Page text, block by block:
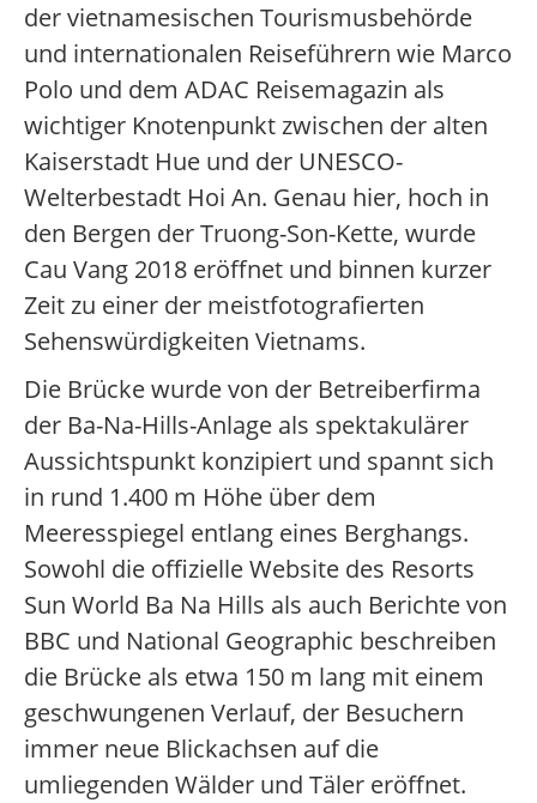
der vietnamesischen Tourismusbehörde
und internationalen Reiseführern wie Marco
Polo und dem ADAC Reisemagazin als
wichtiger Knotenpunkt zwischen der alten
Kaiserstadt Hue und der UNESCO-
Welterbestadt Hoi An. Genau hier, hoch in
den Bergen der Truong-Son-Kette, wurde
Cau Vang 2018 eröffnet und binnen kurzer
Zeit zu einer der meistfotografierten
Sehenswürdigkeiten Vietnams.
Die Brücke wurde von der Betreiberfirma
der Ba-Na-Hills-Anlage als spektakulärer
Aussichtspunkt konzipiert und spannt sich
in rund 1.400 m Höhe über dem
Meeresspiegel entlang eines Berghangs.
Sowohl die offizielle Website des Resorts
Sun World Ba Na Hills als auch Berichte von
BBC und National Geographic beschreiben
die Brücke als etwa 150 m lang mit einem
geschwungenen Verlauf, der Besuchern
immer neue Blickachsen auf die
umliegenden Wälder und Täler eröffnet.